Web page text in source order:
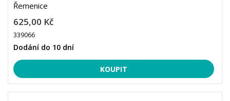
Řemenice
625,00 Kč
339066
Dodání do 10 dní